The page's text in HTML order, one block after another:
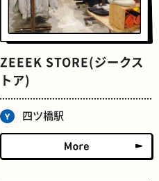
ZEEEK STORE(ジークス
トア)
四ツ橋駅